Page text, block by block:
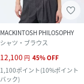
MACKINTOSH PHILOSOPHY
シャツ・ブラウス
12,100 円 45%OFF
1,100ポイント(10%ポイント
バック)